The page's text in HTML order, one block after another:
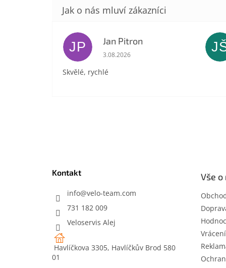
JP Jan Pitron
Hodnocení obchodu je 5 z 5
3.08.2026
Skvělé, rychlé
Kontakt
info@velo-team.com
731 182 009
Veloservis Alej
Havlíčkova 3305, Havlíčkův Brod 580
01
Vše o